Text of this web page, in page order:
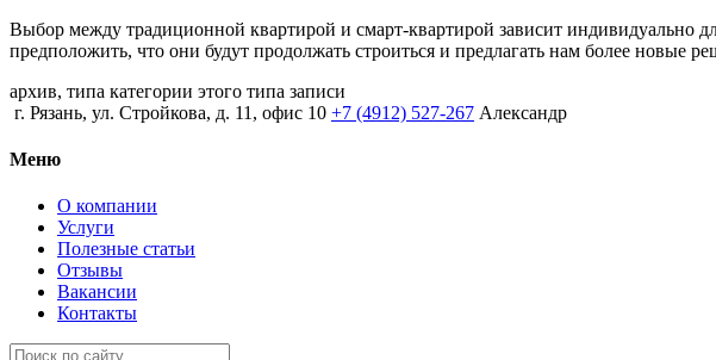
Выбор между традиционной квартирой и смарт-квартирой зависит индивидуально
предположить, что они будут продолжать строиться и предлагать нам более новые
архив, типа категории этого типа записи
г. Рязань, ул. Стройкова, д. 11, офис 10 +7 (4912) 527-267 Александр
Меню
О компании
Услуги
Полезные статьи
Отзывы
Вакансии
Контакты